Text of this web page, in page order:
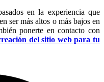
en la experiencia que
ser más altos o más bajos en
ponerte en contacto con
del sitio web para tu